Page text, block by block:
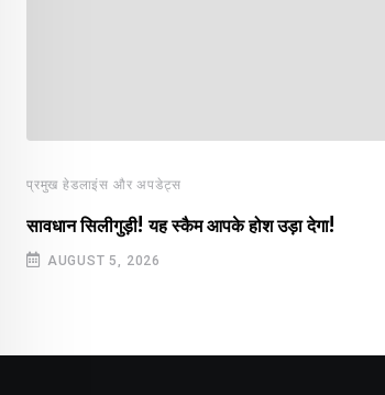
प्रमुख हेडलाइंस और अपडेट्स
सावधान सिलीगुड़ी! यह स्कैम आपके होश उड़ा देगा!
AUGUST 5, 2026